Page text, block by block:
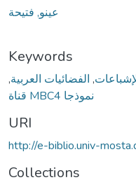
عينو, فتيحة
Keywords
, الفضائيات العربية,
قناة MBC4 نموذجا
URI
http://e-biblio.univ-
Collections